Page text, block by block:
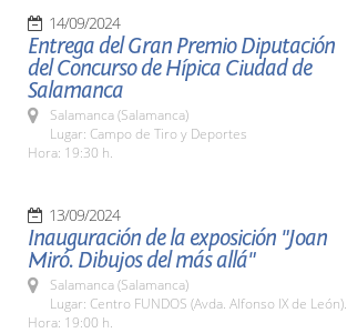
14/09/2024
Entrega del Gran Premio Diputación
del Concurso de Hípica Ciudad de
Salamanca
Salamanca (Salamanca)
Lugar: Campo de Tiro y Deportes
Hora: 19:30 h.
13/09/2024
Inauguración de la exposición "Joan
Miró. Dibujos del más allá"
Salamanca (Salamanca)
Lugar: Centro FUNDOS (Avda. Alfonso IX de León).
Hora: 19:00 h.